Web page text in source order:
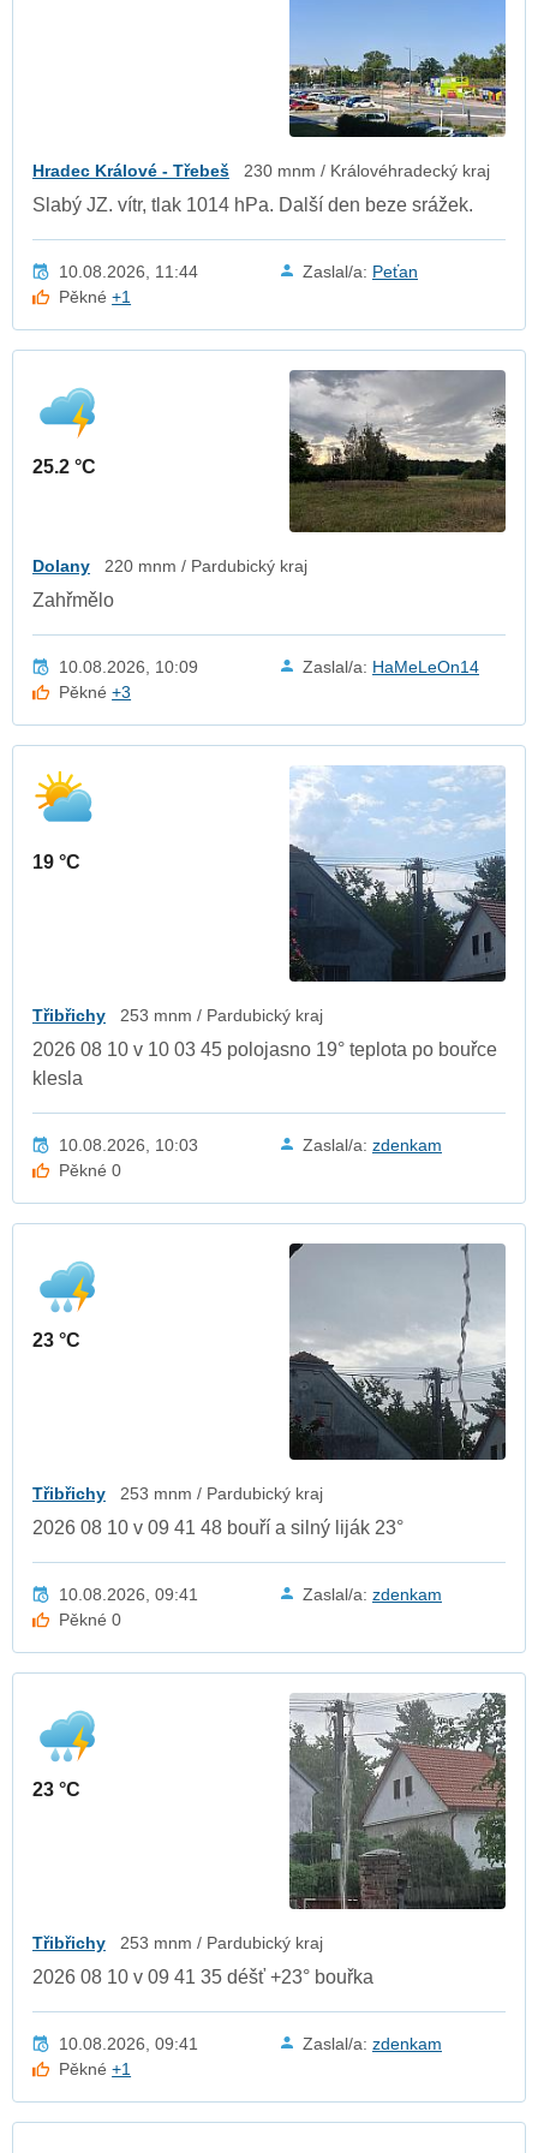
Hradec Králové - Třebeš 230 mnm / Královéhradecký kraj
Slabý JZ. vítr, tlak 1014 hPa. Další den beze srážek.
10.08.2026, 11:44 Zaslal/a: Peťan
Pěkné+1
25.2 °C
Dolany 220 mnm / Pardubický kraj
Zahřmělo
10.08.2026, 10:09 Zaslal/a: HaMeLeOn14
Pěkné+3
19 °C
Třibřichy 253 mnm / Pardubický kraj
2026 08 10 v 10 03 45 polojasno 19° teplota po bouřce
klesla
10.08.2026, 10:03 Zaslal/a: zdenkam
Pěkné 0
23 °C
Třibřichy 253 mnm / Pardubický kraj
2026 08 10 v 09 41 48 bouří a silný liják 23°
10.08.2026, 09:41 Zaslal/a: zdenkam
Pěkné 0
23 °C
Třibřichy 253 mnm / Pardubický kraj
2026 08 10 v 09 41 35 déšť +23° bouřka
10.08.2026, 09:41 Zaslal/a: zdenkam
Pěkné+1